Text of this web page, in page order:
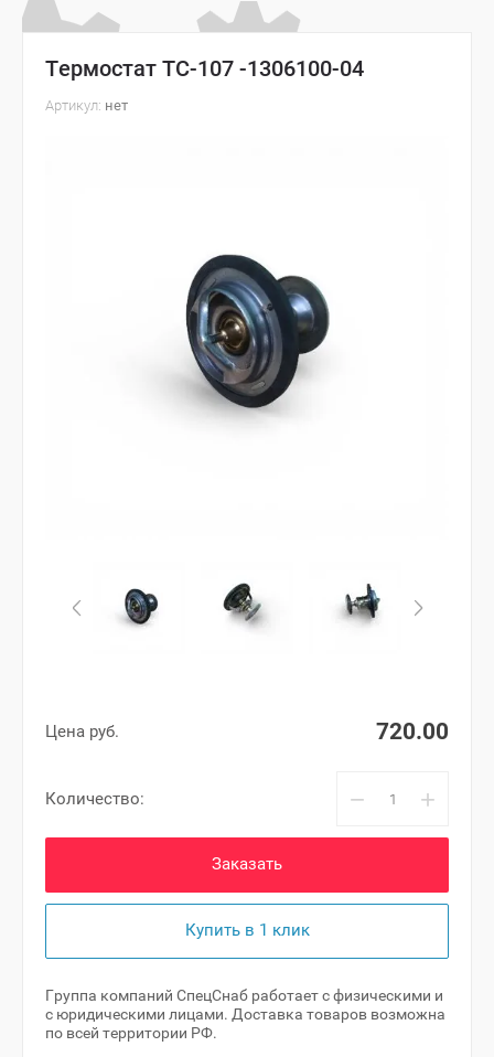
Термостат ТС-107 -1306100-04
Артикул: нет
Цена руб. 720.00
Количество: − +
Заказать
Купить в 1 клик
Группа компаний СпецСнаб работает с физическими и
с юридическими лицами. Доставка товаров возможна
по всей территории РФ.